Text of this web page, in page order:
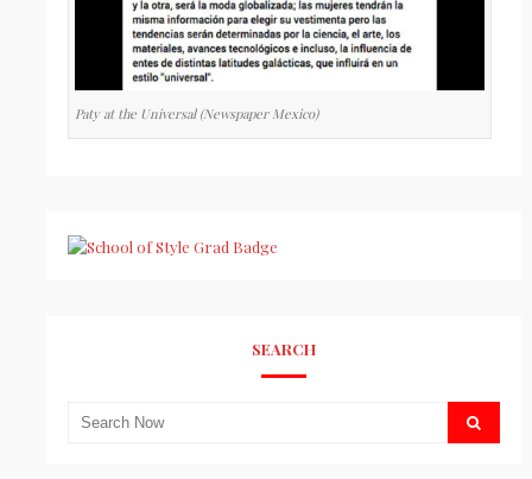
Paty at the Universal (Newspaper Mexico)
SEARCH